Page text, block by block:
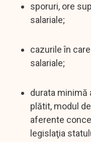
sporuri, ore
salariale;
cazurile în
salariale;
durata minimă
plătit, modul
aferente
legislaţia